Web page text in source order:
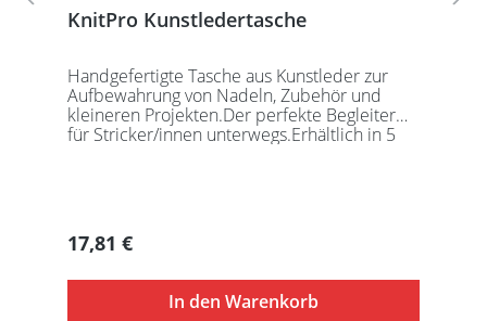
KnitPro Kunstledertasche
Handgefertigte Tasche aus Kunstleder zur
Aufbewahrung von Nadeln, Zubehör und
kleineren Projekten.Der perfekte Begleiter
für Stricker/innen unterwegs.Erhältlich in 5
Regulärer Preis:
17,81 €
In den Warenkorb